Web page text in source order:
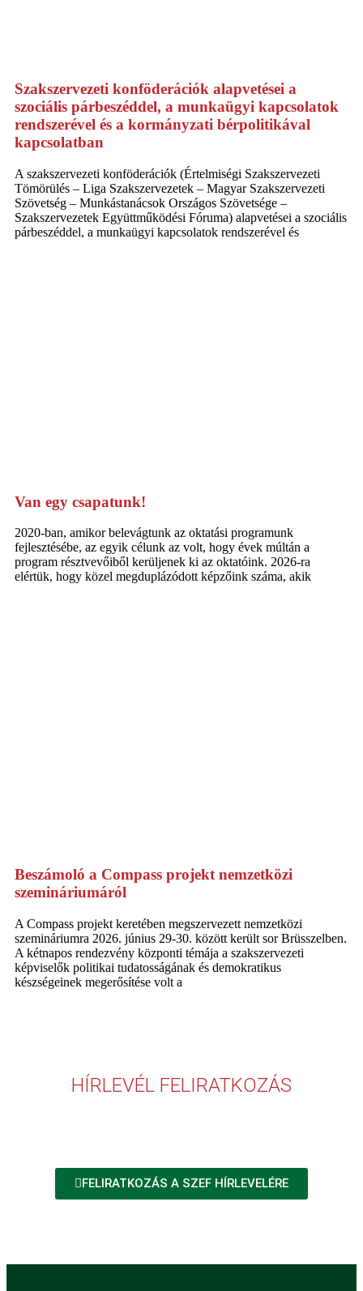
Szakszervezeti konföderációk alapvetései a
szociális párbeszéddel, a munkaügyi kapcsolatok
rendszerével és a kormányzati bérpolitikával
kapcsolatban
A szakszervezeti konföderációk (Értelmiségi Szakszervezeti
Tömörülés – Liga Szakszervezetek – Magyar Szakszervezeti
Szövetség – Munkástanácsok Országos Szövetsége –
Szakszervezetek Együttműködési Fóruma) alapvetései a szociális
párbeszéddel, a munkaügyi kapcsolatok rendszerével és
Van egy csapatunk!
2020-ban, amikor belevágtunk az oktatási programunk
fejlesztésébe, az egyik célunk az volt, hogy évek múltán a
program résztvevőiből kerüljenek ki az oktatóink. 2026-ra
elértük, hogy közel megduplázódott képzőink száma, akik
Beszámoló a Compass projekt nemzetközi
szemináriumáról
A Compass projekt keretében megszervezett nemzetközi
szemináriumra 2026. június 29-30. között került sor Brüsszelben.
A kétnapos rendezvény központi témája a szakszervezeti
képviselők politikai tudatosságának és demokratikus
készségeinek megerősítése volt a
HÍRLEVÉL FELIRATKOZÁS
FELIRATKOZÁS A SZEF HÍRLEVELÉRE